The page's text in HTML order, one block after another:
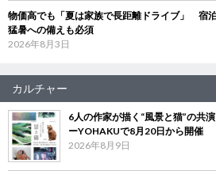
物価高でも「夏は家族で長距離ドライブ」 宿
猛暑への備えも必須
2026年8月3日
カルチャー
6人の作家が描く“風景と猫”の共
ーYOHAKUで8月20日から開催
2026年8月9日